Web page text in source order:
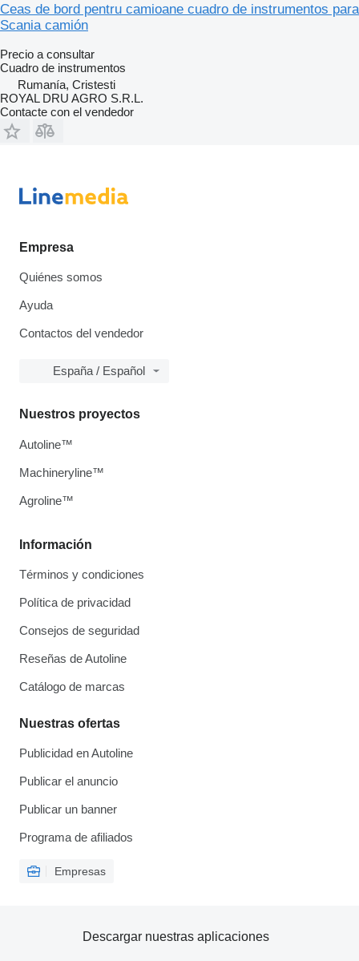
Ceas de bord pentru camioane cuadro de instrumentos para
Scania camión
Precio a consultar
Cuadro de instrumentos
Rumanía, Cristesti
ROYAL DRU AGRO S.R.L.
Contacte con el vendedor
Empresa
Quiénes somos
Ayuda
Contactos del vendedor
España / Español
Información
Términos y condiciones
Política de privacidad
Consejos de seguridad
Reseñas de Autoline
Catálogo de marcas
Nuestras ofertas
Publicidad en Autoline
Publicar el anuncio
Publicar un banner
Programa de afiliados
Empresas
Nuestros proyectos
Autoline™
Machineryline™
Agroline™
Descargar nuestras aplicaciones